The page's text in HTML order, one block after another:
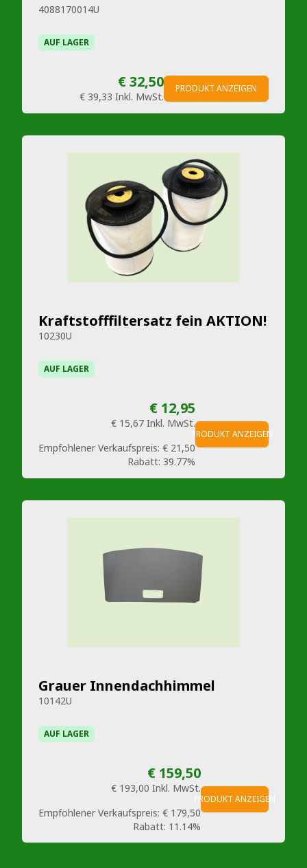
4088170014U
AUF LAGER
€ 32,50
€ 39,33 Inkl. MwSt.
PRODUKT ANZEIGEN
Kraftstofffiltersatz fein AKTION!
10230U
AUF LAGER
€ 12,95
€ 15,67 Inkl. MwSt.
Empfohlener Verkaufspreis: € 21,50
Rabatt: 39.77%
PRODUKT ANZEIGEN
Grauer Innendachhimmel
10142U
AUF LAGER
€ 159,50
€ 193,00 Inkl. MwSt.
Empfohlener Verkaufspreis: € 179,50
Rabatt: 11.14%
PRODUKT ANZEIGEN